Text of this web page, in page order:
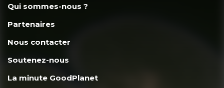
Qui sommes-nous ?
Partenaires
Nous contacter
Soutenez-nous
La minute GoodPlanet